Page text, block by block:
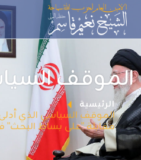
الموقف
الرئيسية
الموقف السياسي الذي
مقابلة "على بساط البحث" في 23/5/